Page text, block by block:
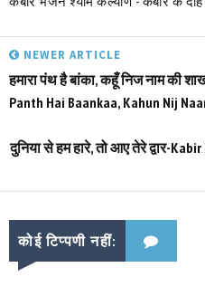
NEWER ARTICLE
हमारा पंथ है बांका, कहूँ निज नाम की
Panth Hai Baankaa, Kahun Nij
दुनिया से हम हारे, तो आए तेरे द्वार-
कोई टिप्पणी नहीं: